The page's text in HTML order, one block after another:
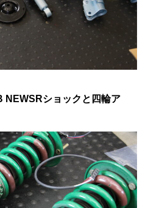
NEWSRショックと四輪ア